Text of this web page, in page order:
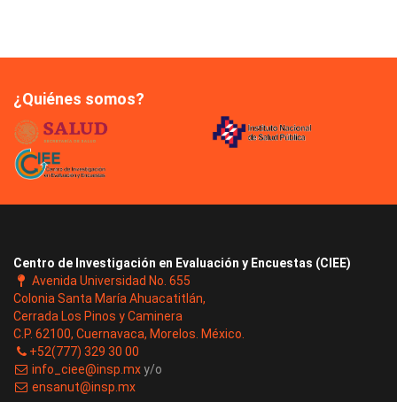
¿Quiénes somos?
Centro de Investigación en Evaluación y Encuestas (CIEE)
Avenida Universidad No. 655
Colonia Santa María Ahuacatitlán,
Cerrada Los Pinos y Caminera
C.P. 62100, Cuernavaca, Morelos. México.
+52(777) 329 30 00
info_ciee@insp.mxy/o
ensanut@insp.mx